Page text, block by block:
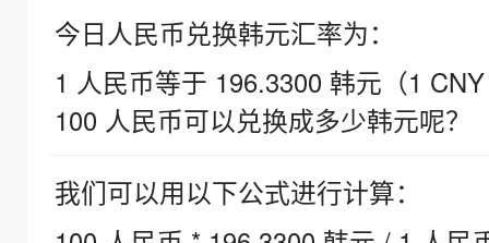
今日人民币兑换韩元汇率为：
1 人民币等于 196.3300 韩元（1
100 人民币可以兑换成多少韩元呢？
我们可以用以下公式进行计算：